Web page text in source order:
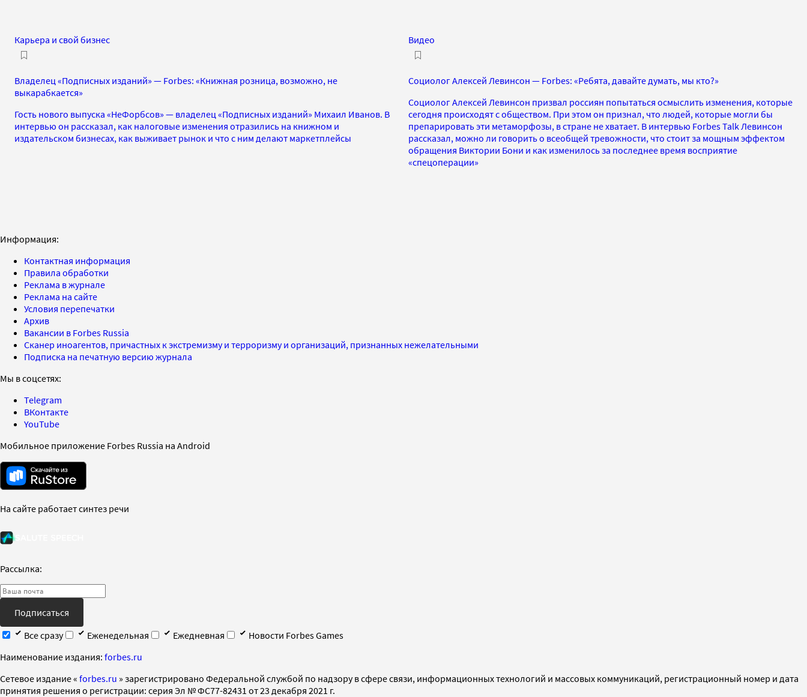
Карьера и свой бизнес
Владелец «Подписных изданий» — Forbes: «Книжная розница, возможно, не
выкарабкается»
Гость нового выпуска «НеФорбсов» — владелец «Подписных изданий» Михаил Иванов. В
интервью он рассказал, как налоговые изменения отразились на книжном и
издательском бизнесах, как выживает рынок и что с ним делают маркетплейсы
Видео
Социолог Алексей Левинсон — Forbes: «Ребята, давайте думать, мы кто?»
Социолог Алексей Левинсон призвал россиян попытаться осмыслить изменения, которые
сегодня происходят с обществом. При этом он признал, что людей, которые могли бы
препарировать эти метаморфозы, в стране не хватает. В интервью Forbes Talk Левинсон
рассказал, можно ли говорить о всеобщей тревожности, что стоит за мощным эффектом
обращения Виктории Бони и как изменилось за последнее время восприятие
«спецоперации»
Информация:
Контактная информация
Правила обработки
Реклама в журнале
Реклама на сайте
Условия перепечатки
Архив
Вакансии в Forbes Russia
Сканер иноагентов, причастных к экстремизму и терроризму и организаций, признанных нежелательными
Подписка на печатную версию журнала
Мы в соцсетях:
Telegram
ВКонтакте
YouTube
Мобильное приложение Forbes Russia на Android
На сайте работает синтез речи
Рассылка:
Подписаться
Все сразу
Еженедельная Ежедневная
Новости Forbes Games
Наименование издания: forbes.ru
Cетевое издание « forbes.ru » зарегистрировано Федеральной службой по надзору в сфере связи, информационных технологий и массовых коммуникаций, регистрационный номер и дата
принятия решения о регистрации: серия Эл № ФС77-82431 от 23 декабря 2021 г.